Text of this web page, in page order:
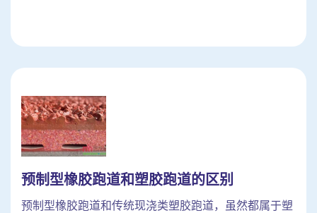
预制型橡胶跑道和塑胶跑道的区别
预制型橡胶跑道和传统现浇类塑胶跑道，虽然都属于塑